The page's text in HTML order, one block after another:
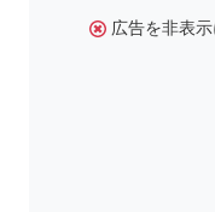
広告を非表